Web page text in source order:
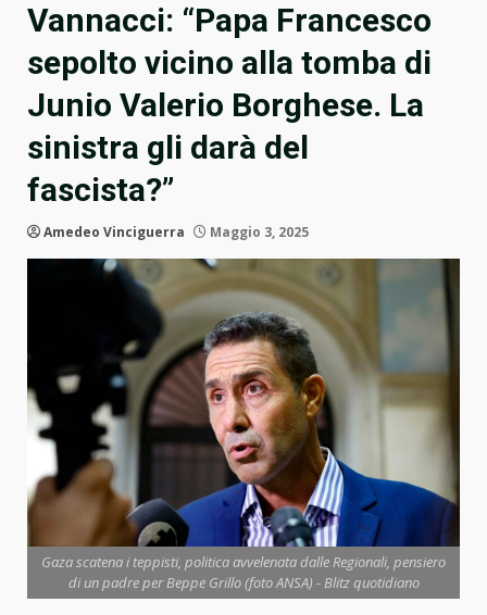
Vannacci: “Papa Francesco
sepolto vicino alla tomba di
Junio Valerio Borghese. La
sinistra gli darà del
fascista?”
Amedeo Vinciguerra Maggio 3, 2025
Gaza scatena i teppisti, politica avvelenata dalle Regionali, pensiero
di un padre per Beppe Grillo (foto ANSA) - Blitz quotidiano